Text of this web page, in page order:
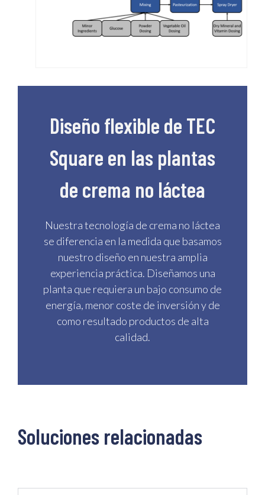
Diseño flexible de TEC
Square en las plantas
de crema no láctea
Nuestra tecnología de crema no láctea
se diferencia en la medida que basamos
nuestro diseño en nuestra amplia
experiencia práctica. Diseñamos una
planta que requiera un bajo consumo de
energía, menor coste de inversión y de
como resultado productos de alta
calidad.
Soluciones relacionadas